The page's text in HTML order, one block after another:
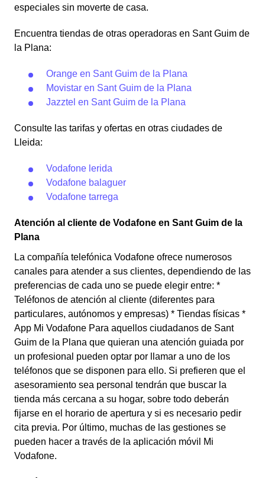
especiales sin moverte de casa.
Encuentra tiendas de otras operadoras en Sant Guim de
la Plana:
Orange en Sant Guim de la Plana
Movistar en Sant Guim de la Plana
Jazztel en Sant Guim de la Plana
Consulte las tarifas y ofertas en otras ciudades de
Lleida:
Vodafone lerida
Vodafone balaguer
Vodafone tarrega
Atención al cliente de Vodafone en Sant Guim de la
Plana
La compañía telefónica Vodafone ofrece numerosos
canales para atender a sus clientes, dependiendo de las
preferencias de cada uno se puede elegir entre: *
Teléfonos de atención al cliente (diferentes para
particulares, autónomos y empresas) * Tiendas físicas *
App Mi Vodafone Para aquellos ciudadanos de Sant
Guim de la Plana que quieran una atención guiada por
un profesional pueden optar por llamar a uno de los
teléfonos que se disponen para ello. Si prefieren que el
asesoramiento sea personal tendrán que buscar la
tienda más cercana a su hogar, sobre todo deberán
fijarse en el horario de apertura y si es necesario pedir
cita previa. Por último, muchas de las gestiones se
pueden hacer a través de la aplicación móvil Mi
Vodafone.